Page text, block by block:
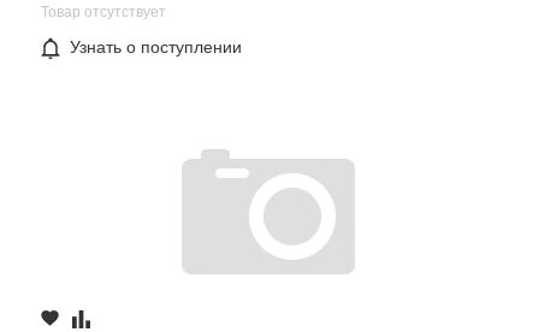
Все поля формы обязательны
Товар отсутствует
Узнать о поступлении